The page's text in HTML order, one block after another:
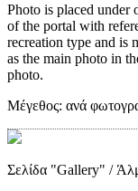
Photo is placed under
of the portal with
recreation type and is
as the main photo in
photo.
Μέγεθος: ανά
Σελίδα "Gallery" /